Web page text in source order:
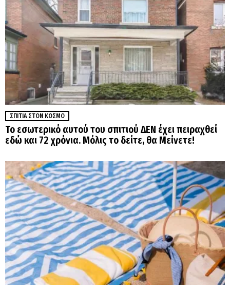
ΣΠΊΤΙΑ ΣΤΟΝ ΚΌΣΜΟ
Το εσωτερικό αυτού του σπιτιού ΔΕΝ έχει πειραχθεί
εδώ και 72 χρόνια. Μόλις το δείτε, θα Μείνετε!